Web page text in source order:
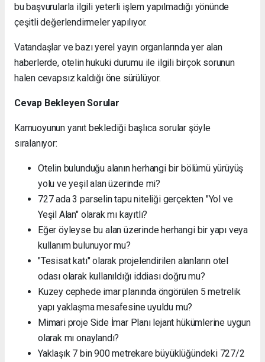
bu başvurularla ilgili yeterli işlem yapılmadığı yönünde
çeşitli değerlendirmeler yapılıyor.
Vatandaşlar ve bazı yerel yayın organlarında yer alan
haberlerde, otelin hukuki durumu ile ilgili birçok sorunun
halen cevapsız kaldığı öne sürülüyor.
Cevap Bekleyen Sorular
Kamuoyunun yanıt beklediği başlıca sorular şöyle
sıralanıyor:
Otelin bulunduğu alanın herhangi bir bölümü yürüyüş
yolu ve yeşil alan üzerinde mi?
727 ada 3 parselin tapu niteliği gerçekten "Yol ve
Yeşil Alan" olarak mı kayıtlı?
Eğer öyleyse bu alan üzerinde herhangi bir yapı veya
kullanım bulunuyor mu?
"Tesisat katı" olarak projelendirilen alanların otel
odası olarak kullanıldığı iddiası doğru mu?
Kuzey cephede imar planında öngörülen 5 metrelik
yapı yaklaşma mesafesine uyuldu mu?
Mimari proje Side İmar Planı lejant hükümlerine uygun
olarak mı onaylandı?
Yaklaşık 7 bin 900 metrekare büyüklüğündeki 727/2